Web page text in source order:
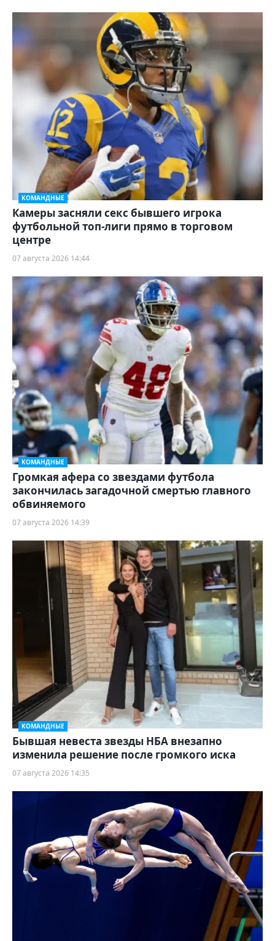
КОМАНДНЫЕ
Камеры засняли секс бывшего игрока
футбольной топ-лиги прямо в торговом
центре
07 августа 2026 14:44
КОМАНДНЫЕ
Громкая афера со звездами футбола
закончилась загадочной смертью главного
обвиняемого
07 августа 2026 14:39
КОМАНДНЫЕ
Бывшая невеста звезды НБА внезапно
изменила решение после громкого иска
07 августа 2026 14:35